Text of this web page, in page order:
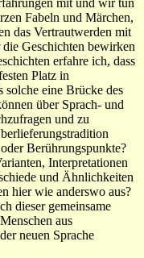
mit und wir tun
Fabeln und Märchen,
das Vertrautwerden mit
die Geschichten bewirken
erfahre ich, dass
Platz in
solche eine Brücke des
über Sprach- und
und zu
Berührungspunkte?
Interpretationen
und Ähnlichkeiten
hier wie anderswo aus?
dieser gemeinsame
aus
neuen Sprache